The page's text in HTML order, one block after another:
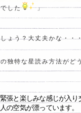
した 」
ょう？大丈夫かな・・
独特な星読み方法がど
張と楽しみな感じが入り
の空気が漂っています。